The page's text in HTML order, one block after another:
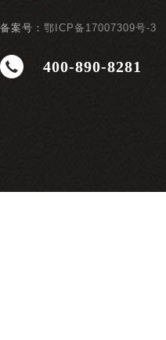
备案号： 鄂ICP备17007309号-3
400-890-8281